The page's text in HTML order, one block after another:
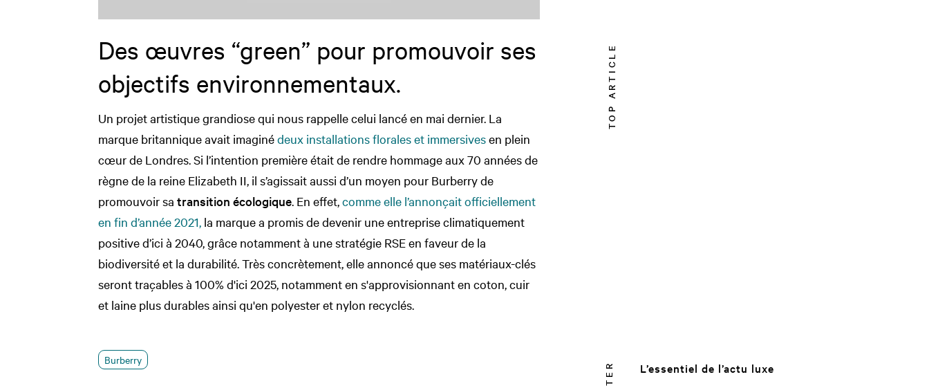
Des œuvres “green” pour promouvoir ses
objectifs environnementaux.
Un projet artistique grandiose qui nous rappelle celui lancé en mai dernier. La
marque britannique avait imaginédeux installations florales et immersivesen plein
cœur de Londres. Si l’intention première était de rendre hommage aux 70 années de
règne de la reine Elizabeth II, il s’agissait aussi d’un moyen pour Burberry de
promouvoir sa transition écologique. En effet,comme elle l’annonçait officiellement
en fin d’année 2021, la marque a promis de devenir une entreprise climatiquement
positive d’ici à 2040, grâce notamment à une stratégie RSE en faveur de la
biodiversité et la durabilité. Très concrètement, elle annoncé que ses matériaux-clés
seront traçables à 100% d'ici 2025, notamment en s'approvisionnant en coton, cuir
et laine plus durables ainsi qu'en polyester et nylon recyclés.
Burberry
TOP ARTICLE
L’essentiel de l’actu luxe